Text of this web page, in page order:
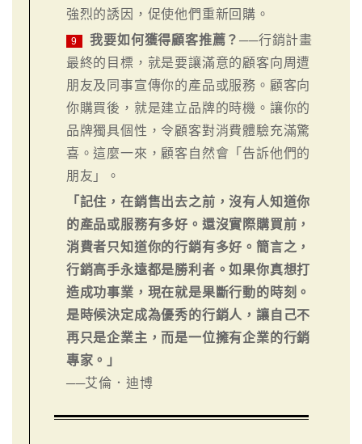
強烈的誘因，促使他們重新回購。
9 我要如何獲得顧客推薦？──行銷計畫
最終的目標，就是要讓滿意的顧客向周遭
朋友及同事宣傳你的產品或服務。顧客向
你購買後，就是建立品牌的時機。讓你的
品牌獨具個性，令顧客對消費體驗充滿驚
喜。這麼一來，顧客自然會「告訴他們的
朋友」。
「記住，在銷售出去之前，沒有人知道你
的產品或服務有多好。還沒實際購買前，
消費者只知道你的行銷有多好。簡言之，
行銷高手永遠都是勝利者。如果你真想打
造成功事業，現在就是果斷行動的時刻。
是時候決定成為優秀的行銷人，讓自己不
再只是企業主，而是一位擁有企業的行銷
專家。」
──艾倫．迪博